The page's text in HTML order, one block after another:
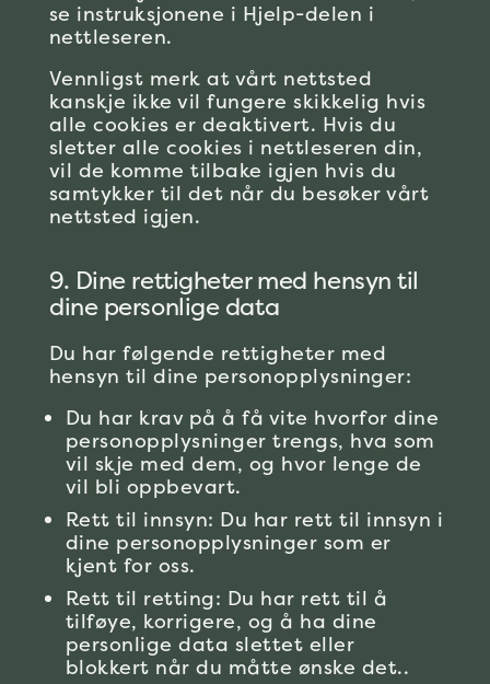
se instruksjonene i Hjelp-delen i
nettleseren.
Vennligst merk at vårt nettsted
kanskje ikke vil fungere skikkelig hvis
alle cookies er deaktivert. Hvis du
sletter alle cookies i nettleseren din,
vil de komme tilbake igjen hvis du
samtykker til det når du besøker vårt
nettsted igjen.
9. Dine rettigheter med hensyn til
dine personlige data
Du har følgende rettigheter med
hensyn til dine personopplysninger:
Du har krav på å få vite hvorfor dine
personopplysninger trengs, hva som
vil skje med dem, og hvor lenge de
vil bli oppbevart.
Rett til innsyn: Du har rett til innsyn i
dine personopplysninger som er
kjent for oss.
Rett til retting: Du har rett til å
tilføye, korrigere, og å ha dine
personlige data slettet eller
blokkert når du måtte ønske det..